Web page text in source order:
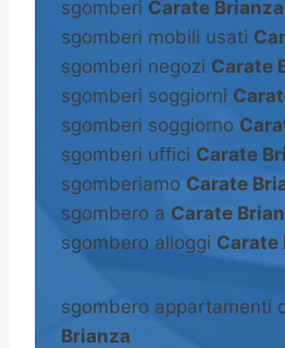
sgomberi Carate Brianza
sgomberi mobili usati
sgomberi negozi Carate
sgomberi soggiorni
sgomberi soggiorno
sgomberi uffici Carate
sgomberiamo Carate
sgombero a Carate
sgombero alloggi Carate
sgombero appartamenti
Brianza